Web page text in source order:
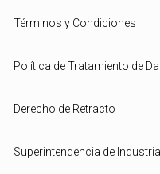
Términos y Condiciones
Política de Tratamiento de
Derecho de Retracto
Superintendencia de